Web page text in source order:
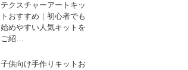
テクスチャーアートキッ
トおすすめ｜初心者でも
始めやすい人気キットを
ご紹…
子供向け手作りキットお